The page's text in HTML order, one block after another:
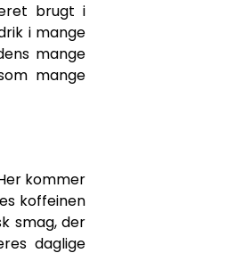
brugt i
i mange
mange
mange
kommer
koffeinen
smag, der
daglige